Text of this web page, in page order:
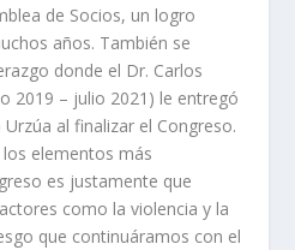
de Socios, un logro
años. También se
donde el Dr. Carlos
2019 – julio 2021) le entregó
al finalizar el Congreso.
elementos más
es justamente que
como la violencia y la
que continuáramos con el